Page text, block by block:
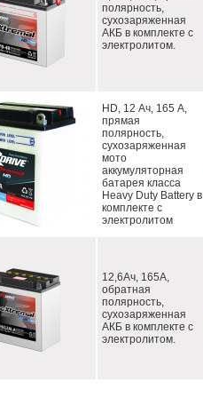
полярность,
сухозаряженная
АКБ в комплекте с
электролитом.
HD, 12 Ач, 165 А,
прямая
полярность,
сухозаряженная
мото
аккумуляторная
батарея класса
Heavy Duty Battery в
комплекте с
электролитом
12,6Ач, 165А,
обратная
полярность,
сухозаряженная
АКБ в комплекте с
электролитом.